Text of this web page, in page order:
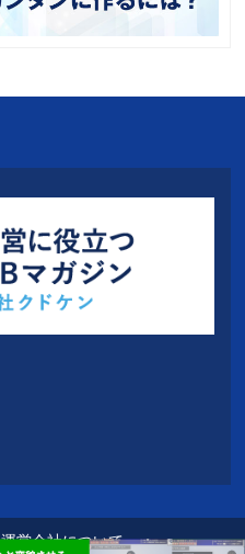
運営会社について